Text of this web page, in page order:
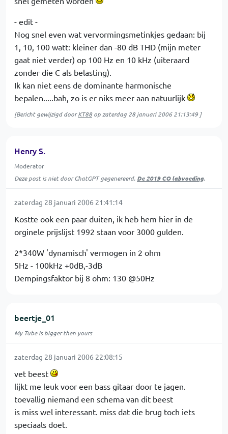
- edit -
Nog snel even wat vervormingsmetinkjes gedaan: bij
1, 10, 100 watt: kleiner dan -80 dB THD (mijn meter
gaat niet verder) op 100 Hz en 10 kHz (uiteraard
zonder die C als belasting).
Ik kan niet eens de dominante harmonische
bepalen.....bah, zo is er niks meer aan natuurlijk
[Bericht gewijzigd doorKT88op zaterdag 28 januari 2006 21:13:49]
Henry S.
Moderator
Deze post is niet door ChatGPT gegenereerd. De 2019 CO labvoeding.
zaterdag 28 januari 2006 21:41:14
Kostte ook een paar duiten, ik heb hem hier in de
orginele prijslijst 1992 staan voor 3000 gulden.
2*340W 'dynamisch' vermogen in 2 ohm
5Hz - 100kHz +0dB,-3dB
Dempingsfaktor bij 8 ohm: 130 @50Hz
beertje_01
My Tube is bigger then yours
zaterdag 28 januari 2006 22:08:15
vet beest
lijkt me leuk voor een bass gitaar door te jagen.
toevallig niemand een schema van dit beest
is miss wel interessant. miss dat die brug toch iets
speciaals doet.